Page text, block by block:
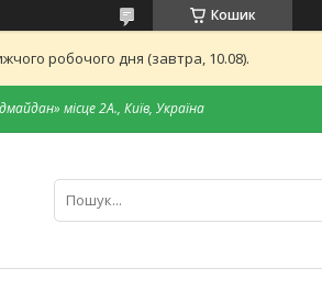
Кошик
робочого дня (завтра, 10.08).
місце 2А., Київ, Україна